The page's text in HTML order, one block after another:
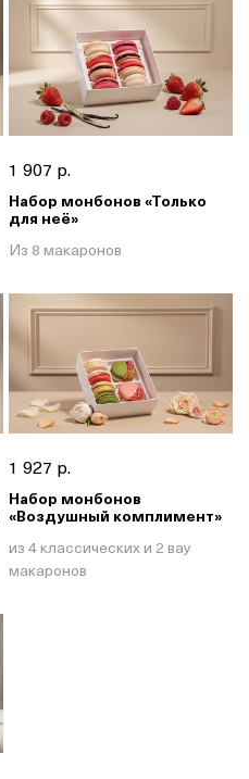
1 907 р.
Набор монбонов «Только
для неё»
Из 8 макаронов
1 927 р.
Набор монбонов
«Воздушный комплимент»
из 4 классических и 2 вау
макаронов